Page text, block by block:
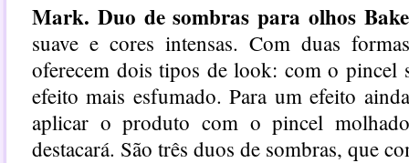
Mark. Duo de sombras para olhos
suave e cores intensas. Com duas
oferecem dois tipos de look: com o pincel
efeito mais esfumado. Para um efeito
aplicar o produto com o pincel
destacará. São três duos de sombras, que